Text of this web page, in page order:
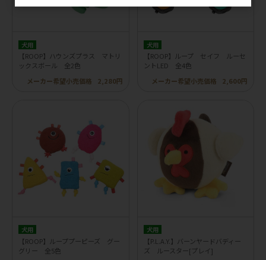
犬用
【ROOP】ハウンズプラス マトリ
ックスボール 全2色
メーカー希望小売価格
2,280円
犬用
【ROOP】ループ セイフ ルーセ
ントLED 全4色
メーカー希望小売価格
2,600円
犬用
【ROOP】ループプーピーズ グー
グリー 全5色
犬用
【P.L.A.Y.】バーンヤードバディー
ズ ルースター[プレイ]